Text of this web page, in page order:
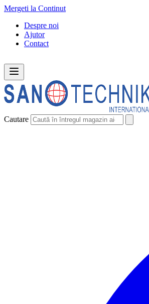
Mergeti la Continut
Despre noi
Ajutor
Contact
Cautare